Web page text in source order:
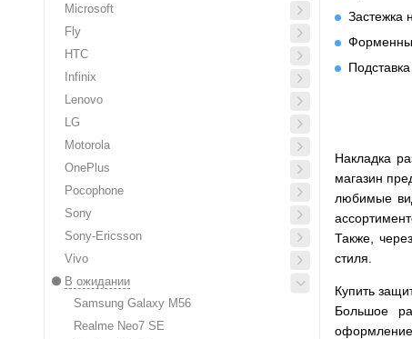
Microsoft
Fly
HTC
Infinix
Lenovo
LG
Motorola
OnePlus
Pocophone
Sony
Sony-Ericsson
Vivo
В ожидании
Samsung Galaxy M56
Realme Neo7 SE
Застежка
Подставка
Накладка
магазин
любимые
Также,
стиля.
Купить
Большое